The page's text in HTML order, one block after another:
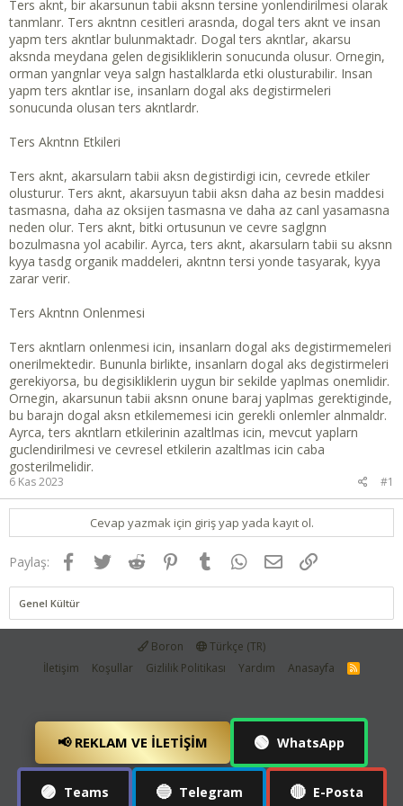
t
a
n
r
i
h
i
Ters aknt, bir akarsunun tabii aksnn tersine yonlendirilmesi olarak
tanmlanr. Ters akntnn cesitleri arasnda, dogal ters aknt ve insan
yapm ters akntlar bulunmaktadr. Dogal ters akntlar, akarsu
aksnda meydana gelen degisikliklerin sonucunda olusur. Ornegin,
orman yangnlar veya salgn hastalklarda etki olusturabilir. Insan
yapm ters akntlar ise, insanlarn dogal aks degistirmeleri
sonucunda olusan ters akntlardr.
Ters Akntnn Etkileri
Ters aknt, akarsularn tabii aksn degistirdigi icin, cevrede etkiler
olusturur. Ters aknt, akarsuyun tabii aksn daha az besin maddesi
tasmasna, daha az oksijen tasmasna ve daha az canl yasamasna
neden olur. Ters aknt, bitki ortusunun ve cevre saglgnn
bozulmasna yol acabilir. Ayrca, ters aknt, akarsularn tabii su aksnn
kyya tasdg organik maddeleri, akntnn tersi yonde tasyarak, kyya
zarar verir.
Ters Akntnn Onlenmesi
Ters akntlarn onlenmesi icin, insanlarn dogal aks degistirmemeleri
onerilmektedir. Bununla birlikte, insanlarn dogal aks degistirmeleri
gerekiyorsa, bu degisikliklerin uygun bir sekilde yaplmas onemlidir.
Ornegin, akarsunun tabii aksnn onune baraj yaplmas gerektiginde,
bu barajn dogal aksn etkilememesi icin gerekli onlemler alnmaldr.
Ayrca, ters akntlarn etkilerinin azaltlmas icin, mevcut yaplarn
guclendirilmesi ve cevresel etkilerin azaltlmas icin caba
gosterilmelidir.
6 Kas 2023 #1
Cevap yazmak için giriş yap yada kayıt ol.
Paylaş: Facebook
TwitterReddit PinterestTumblrWhatsApp
E-postaLink
Genel Kültür
Boron
Türkçe (TR)
İletişim
Koşullar Gizlilik Politikası Yardım Anasayfa
R
📢 REKLAM VE İLETIŞIM 🟢 WhatsApp
🟣 Teams 🔵 Telegram 🔴 E-Posta